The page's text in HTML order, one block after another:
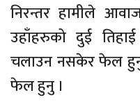
निरन्तर हामीले
उहाँहरुको दुई तिहाई
चलाउन नसकेर फेल
फेल हुनु ।